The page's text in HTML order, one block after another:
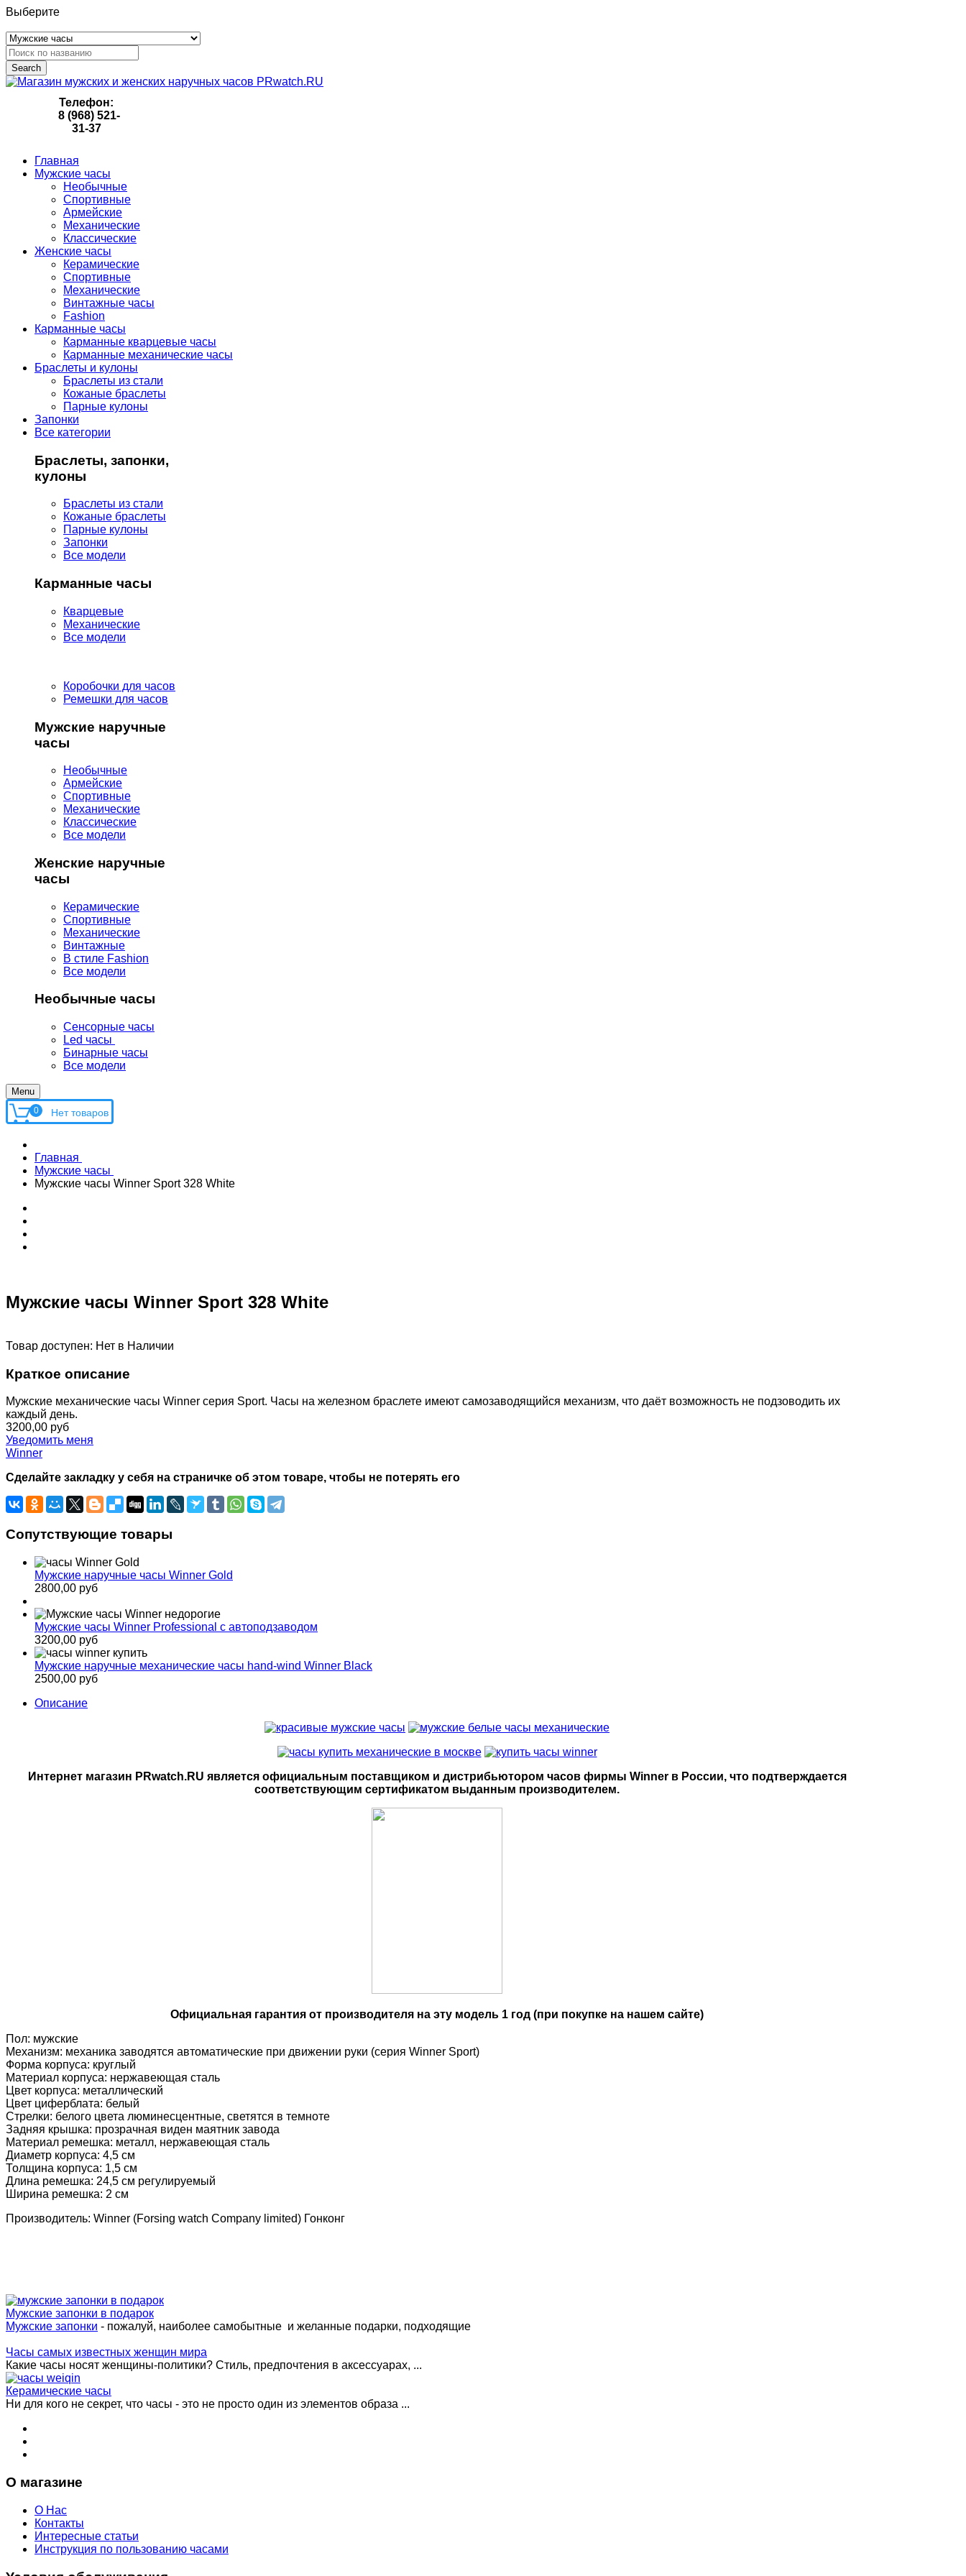
Выберите
Search
Телефон:
8 (968) 521-
31-37
Главная
Мужские часы
Необычные
Спортивные
Армейские
Механические
Классические
Женские часы
Керамические
Спортивные
Механические
Винтажные часы
Fashion
Карманные часы
Карманные кварцевые часы
Карманные механические часы
Браслеты и кулоны
Браслеты из стали
Кожаные браслеты
Парные кулоны
Запонки
Все категории
Браслеты, запонки,
кулоны
Браслеты из стали
Кожаные браслеты
Парные кулоны
Запонки
Все модели
Карманные часы
Кварцевые
Механические
Все модели
Коробочки для часов
Ремешки для часов
Мужские наручные
часы
Необычные
Армейские
Спортивные
Механические
Классические
Все модели
Женские наручные
часы
Керамические
Спортивные
Механические
Винтажные
В стиле Fashion
Все модели
Необычные часы
Сенсорные часы
Led часы
Бинарные часы
Все модели
Menu
0
Главная
Мужские часы
Мужские часы Winner Sport 328 White
Мужские часы Winner Sport 328 White
Товар доступен: Нет в Наличии
Краткое описание
Мужские механические часы Winner серия Sport. Часы на железном браслете имеют самозаводящийся механизм, что даёт возможность не подзоводить их
каждый день.
3200,00 руб
Уведомить меня
Winner
Сделайте закладку у себя на страничке об этом товаре, чтобы не потерять его
Сопутствующие товары
Мужские наручные часы Winner Gold
2800,00 руб
Мужские часы Winner Professional с автоподзаводом
3200,00 руб
Мужские наручные механические часы hand-wind Winner Black
2500,00 руб
Описание
Интернет магазин PRwatch.RU является официальным поставщиком и дистрибьютором часов фирмы Winner в России, что подтверждается
соответствующим сертификатом выданным производителем.
Официальная гарантия от производителя на эту модель 1 год (при покупке на нашем сайте)
Пол: мужские
Механизм: механика заводятся автоматические при движении руки (серия Winner Sport)
Форма корпуса: круглый
Материал корпуса: нержавеющая сталь
Цвет корпуса: металлический
Цвет циферблата: белый
Стрелки: белого цвета люминесцентные, светятся в темноте
Задняя крышка: прозрачная виден маятник завода
Материал ремешка: металл, нержавеющая сталь
Диаметр корпуса: 4,5 см
Толщина корпуса: 1,5 см
Длина ремешка: 24,5 см регулируемый
Ширина ремешка: 2 см
Производитель: Winner (Forsing watch Company limited) Гонконг
Мужские запонки в подарок
Мужские запонки - пожалуй, наиболее самобытные и желанные подарки, подходящие
Часы самых известных женщин мира
Какие часы носят женщины-политики? Стиль, предпочтения в аксессуарах, ...
Керамические часы
Ни для кого не секрет, что часы - это не просто один из элементов образа ...
О магазине
О Нас
Контакты
Интересные статьи
Инструкция по пользованию часами